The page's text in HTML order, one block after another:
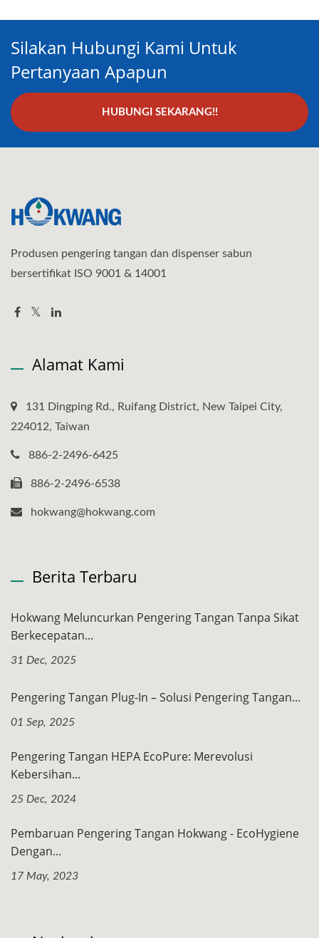
Silakan Hubungi Kami Untuk
Pertanyaan Apapun
HUBUNGI SEKARANG!!
Produsen pengering tangan dan dispenser sabun
bersertifikat ISO 9001 & 14001
Alamat Kami
131 Dingping Rd., Ruifang District, New Taipei City,
224012, Taiwan
886-2-2496-6425
886-2-2496-6538
hokwang@hokwang.com
Berita Terbaru
Hokwang Meluncurkan Pengering Tangan Tanpa Sikat
Berkecepatan...
31 Dec, 2025
Pengering Tangan Plug-In – Solusi Pengering Tangan...
01 Sep, 2025
Pengering Tangan HEPA EcoPure: Merevolusi
Kebersihan...
25 Dec, 2024
Pembaruan Pengering Tangan Hokwang - EcoHygiene
Dengan...
17 May, 2023